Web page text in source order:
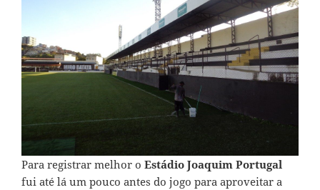
Para registrar melhor o Estádio Joaquim Portugal
fui até lá um pouco antes do jogo para aproveitar a